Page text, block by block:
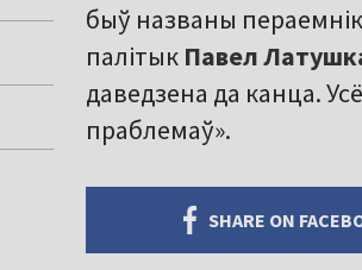
быў названы
палітык Павел
даведзена да канца.
праблемаў».
SHARE ON